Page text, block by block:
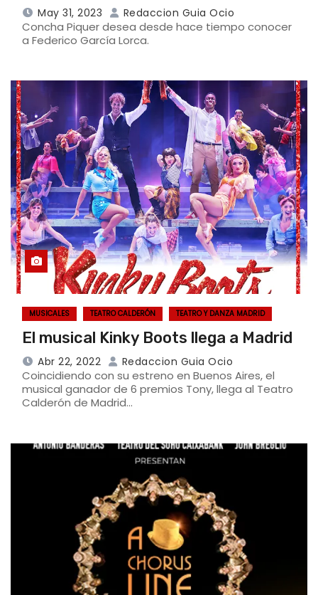
May 31, 2023 Redaccion Guia Ocio
Concha Piquer desea desde hace tiempo conocer
a Federico García Lorca.
MUSICALES TEATRO CALDERÓN TEATRO Y DANZA MADRID
El musical Kinky Boots llega a Madrid
Abr 22, 2022 Redaccion Guia Ocio
Coincidiendo con su estreno en Buenos Aires, el
musical ganador de 6 premios Tony, llega al Teatro
Calderón de Madrid…